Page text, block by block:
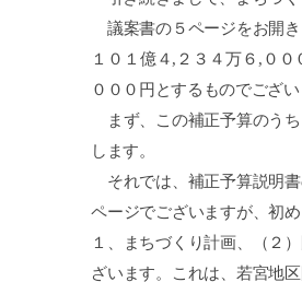
議案書の５ページをお開
１０１億４, ２３４万６ , ００
０００円とするものでござ
まず、この補正予算のう
します。
それでは、補正予算説明
ページでございますが、初
１、まちづくり計画、（２
ざいます。これは、若宮地